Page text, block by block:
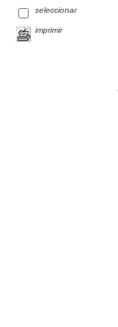
seleccionar
imprimir